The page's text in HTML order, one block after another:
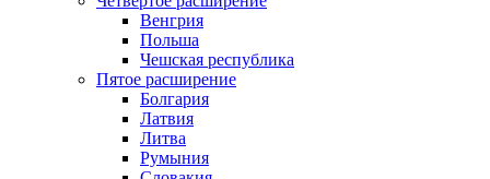
Венгрия
Польша
Чешская республика
Пятое расширение
Болгария
Латвия
Литва
Румыния